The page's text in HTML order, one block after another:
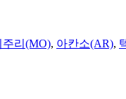
주리(MO), 아칸소(AR),